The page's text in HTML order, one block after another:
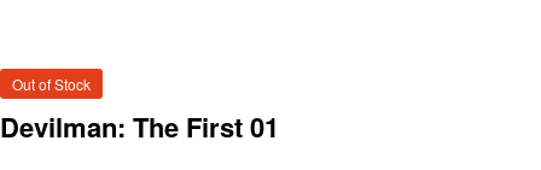
Out of Stock
Devilman: The First 01